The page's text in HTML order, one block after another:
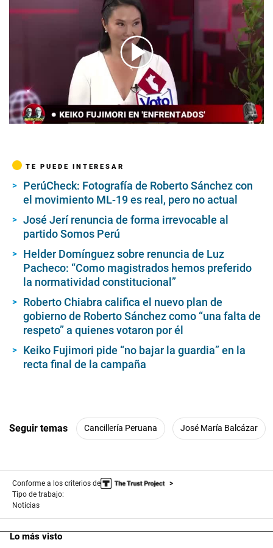
00:00/06:00
TE PUEDE INTERESAR
PerúCheck: Fotografía de Roberto Sánchez con
el movimiento ML-19 es real, pero no actual
José Jerí renuncia de forma irrevocable al
partido Somos Perú
Helder Domínguez sobre renuncia de Luz
Pacheco: “Como magistrados hemos preferido
la normatividad constitucional”
Roberto Chiabra califica el nuevo plan de
gobierno de Roberto Sánchez como “una falta de
respeto” a quienes votaron por él
Keiko Fujimori pide “no bajar la guardia” en la
recta final de la campaña
Seguir temas Cancillería Peruana José María Balcázar
Conforme a los criterios de
Tipo de trabajo:
Noticias
Lo más visto